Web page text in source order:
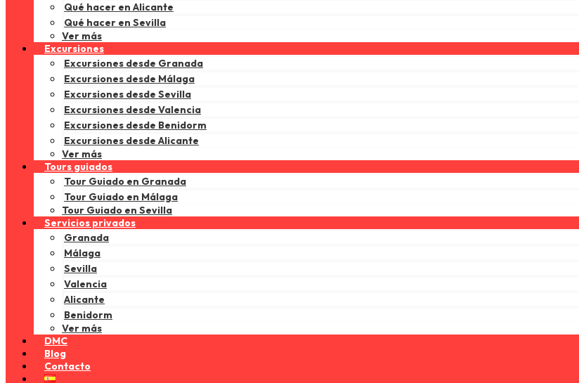
Qué hacer en Alicante
Qué hacer en Sevilla
Ver más
Excursiones
Excursiones desde Granada
Excursiones desde Málaga
Excursiones desde Sevilla
Excursiones desde Valencia
Excursiones desde Benidorm
Excursiones desde Alicante
Ver más
Tours guiados
Tour Guiado en Granada
Tour Guiado en Málaga
Tour Guiado en Sevilla
Servicios privados
Granada
Málaga
Sevilla
Valencia
Alicante
Benidorm
Ver más
DMC
Blog
Contacto